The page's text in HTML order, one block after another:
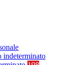
indeterminato